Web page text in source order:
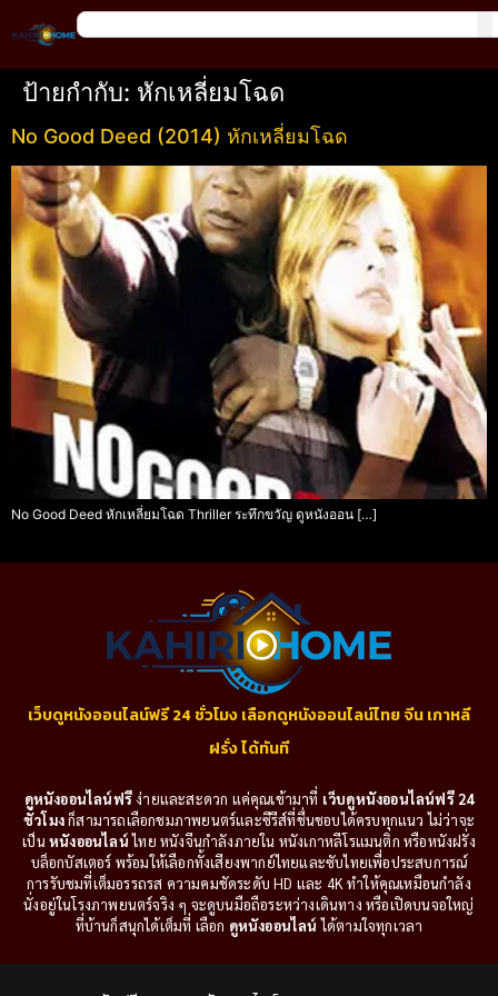
ป้ายกำกับ: หักเหลี่ยมโฉด
No Good Deed (2014) หักเหลี่ยมโฉด
No Good Deed หักเหลี่ยมโฉด Thriller ระทึกขวัญ ดูหนังออน […]
เว็บดูหนังออนไลน์ฟรี 24 ชั่วโมง เลือกดูหนังออนไลน์ไทย จีน เกาหลี
ฝรั่ง ได้ทันที
ดูหนังออนไลน์ฟรีง่ายและสะดวก แค่คุณเข้ามาที่ เว็บดูหนังออนไลน์ฟรี 24
ชั่วโมงก็สามารถเลือกชมภาพยนตร์และซีรีส์ที่ชื่นชอบได้ครบทุกแนว ไม่ว่าจะ
เป็นหนังออนไลน์ไทย หนังจีนกำลังภายใน หนังเกาหลีโรแมนติก หรือหนังฝรั่ง
บล็อกบัสเตอร์ พร้อมให้เลือกทั้งเสียงพากย์ไทยและซับไทยเพื่อประสบการณ์
การรับชมที่เต็มอรรถรส ความคมชัดระดับ HD และ 4K ทำให้คุณเหมือนกำลัง
นั่งอยู่ในโรงภาพยนตร์จริง ๆ จะดูบนมือถือระหว่างเดินทาง หรือเปิดบนจอใหญ่
ที่บ้านก็สนุกได้เต็มที่ เลือก ดูหนังออนไลน์ ได้ตามใจทุกเวลา